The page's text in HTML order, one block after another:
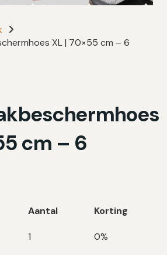
XL | 70×55 cm – 6
cm – 6
Aantal Korting
1 0%